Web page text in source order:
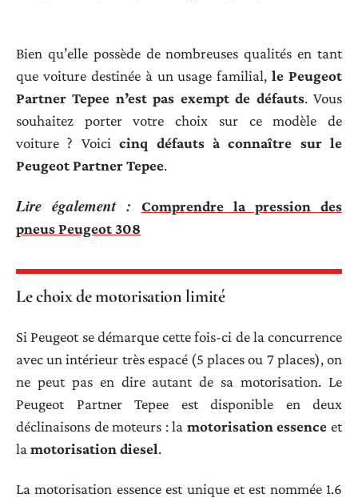
Bien qu’elle possède de nombreuses qualités en tant
que voiture destinée à un usage familial,le Peugeot
Partner Tepee n’est pas exempt de défauts. Vous
souhaitez porter votre choix sur ce modèle de
voiture ? Voicicinq défauts à connaître sur le
Peugeot Partner Tepee.
Lire également :
Comprendre la pression des
pneus Peugeot 308
Le choix de motorisation limité
Si Peugeot se démarque cette fois-ci de la concurrence
avec un intérieur très espacé (5 places ou 7 places), on
ne peut pas en dire autant de sa motorisation. Le
Peugeot Partner Tepee est disponible en deux
déclinaisons de moteurs : la motorisation essence et
la motorisation diesel.
La motorisation essence est unique et est nommée 1.6